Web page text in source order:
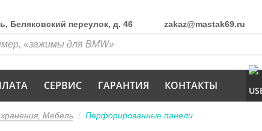
Беляковский переулок, д. 46 zakaz@mastak69.ru
СЕРВИС ГАРАНТИЯ КОНТАКТЫ
Мебель Перфорированные панели